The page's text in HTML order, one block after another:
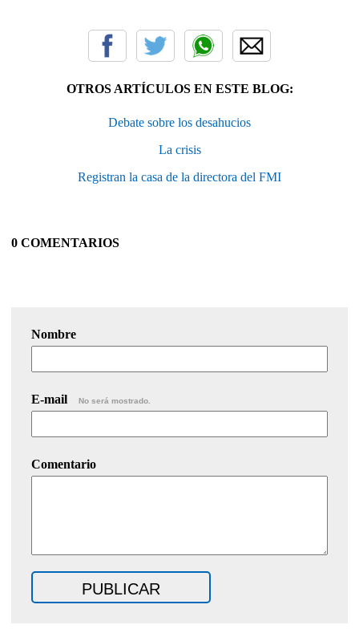
OTROS ARTÍCULOS EN ESTE BLOG:
Debate sobre los desahucios
La crisis
Registran la casa de la directora del FMI
0 COMENTARIOS
Nombre
E-mail No será mostrado.
Comentario